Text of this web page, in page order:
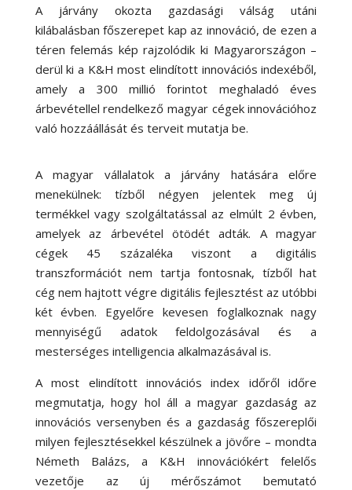
A járvány okozta gazdasági válság utáni
kilábalásban főszerepet kap az innováció, de ezen a
téren felemás kép rajzolódik ki Magyarországon –
derül ki a K&H most elindított innovációs indexéből,
amely a 300 millió forintot meghaladó éves
árbevétellel rendelkező magyar cégek innovációhoz
való hozzáállását és terveit mutatja be.
A magyar vállalatok a járvány hatására előre
menekülnek: tízből négyen jelentek meg új
termékkel vagy szolgáltatással az elmúlt 2 évben,
amelyek az árbevétel ötödét adták. A magyar
cégek 45 százaléka viszont a digitális
transzformációt nem tartja fontosnak, tízből hat
cég nem hajtott végre digitális fejlesztést az utóbbi
két évben. Egyelőre kevesen foglalkoznak nagy
mennyiségű adatok feldolgozásával és a
mesterséges intelligencia alkalmazásával is.
A most elindított innovációs index időről időre
megmutatja, hogy hol áll a magyar gazdaság az
innovációs versenyben és a gazdaság főszereplői
milyen fejlesztésekkel készülnek a jövőre – mondta
Németh Balázs, a K&H innovációkért felelős
vezetője az új mérőszámot bemutató